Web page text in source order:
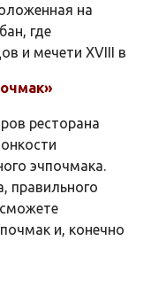
на
где
и мечети XVIII в
ресторана
эчпочмака.
правильного
и, конечно